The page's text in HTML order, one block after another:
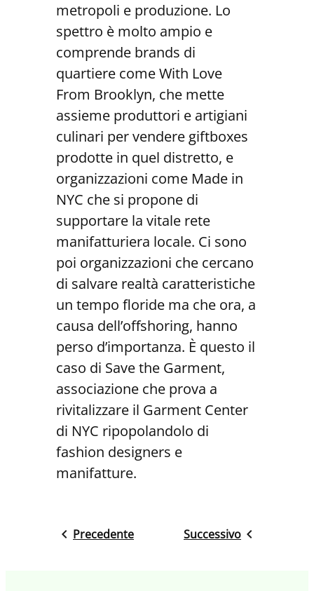
metropoli e produzione. Lo
spettro è molto ampio e
comprende brands di
quartiere come With Love
From Brooklyn, che mette
assieme produttori e artigiani
culinari per vendere giftboxes
prodotte in quel distretto, e
organizzazioni come Made in
NYC che si propone di
supportare la vitale rete
manifatturiera locale. Ci sono
poi organizzazioni che cercano
di salvare realtà caratteristiche
un tempo floride ma che ora, a
causa dell’offshoring, hanno
perso d’importanza. È questo il
caso di Save the Garment,
associazione che prova a
rivitalizzare il Garment Center
di NYC ripopolandolo di
fashion designers e
manifatture.
Precedente Successivo